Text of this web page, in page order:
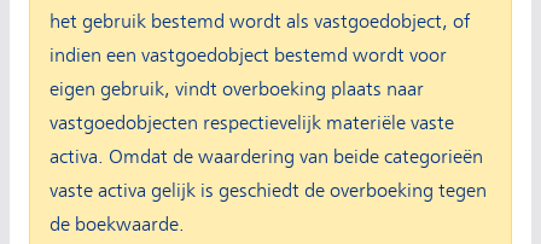
het gebruik bestemd wordt als vastgoedobject, of
indien een vastgoedobject bestemd wordt voor
eigen gebruik, vindt overboeking plaats naar
vastgoedobjecten respectievelijk materiële vaste
activa. Omdat de waardering van beide categorieën
vaste activa gelijk is geschiedt de overboeking tegen
de boekwaarde.